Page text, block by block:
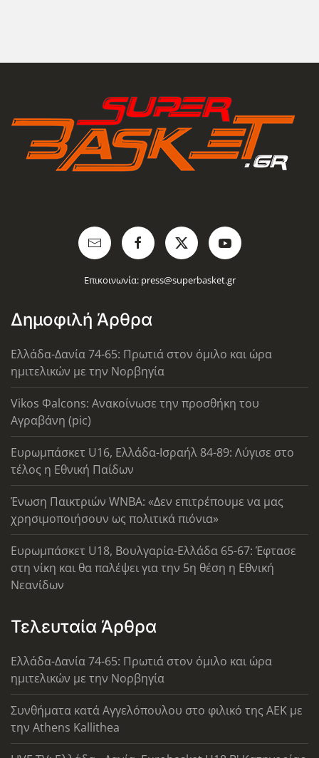
Επικοινωνία: press@superbasket.gr
Δημοφιλή Άρθρα
Ελλάδα-Δανία 74-65: Πρωτιά στον όμιλο και ώρα
ημιτελικών με την Νορβηγία
Vikos Φalcons: Ανακοίνωσε την προσθήκη του
Αγραβάνη (pic)
Ευρωμπάσκετ U16, Ελλάδα-Ισραήλ 84-89: Λύγισε στο
τέλος η Εθνική Παίδων
Ένωση Παικτριών WNBA: «Δεν επιτρέπουμε να μας
χρησιμοποιήσουν ως πολιτικά πιόνια»
Ευρωμπάσκετ U18, Βουλγαρία-Ελλάδα 65-67: Έφτασε
στη νίκη και θα παλέψει για την 5η θέση η Εθνική
Νεανίδων
Τελευταία Άρθρα
Ελλάδα-Δανία 74-65: Πρωτιά στον όμιλο και ώρα
ημιτελικών με την Νορβηγία
Συνθήματα κατά Αγγελόπουλου στο φιλικό της ΑΕΚ με
την Athens Kallithea